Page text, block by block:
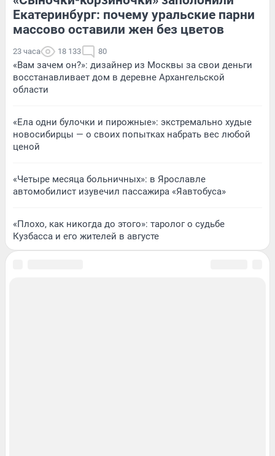
Екатеринбург: почему уральские парни
массово оставили жен без цветов
23 часа 18 133 80
«Вам зачем он?»: дизайнер из Москвы за свои деньги
восстанавливает дом в деревне Архангельской
области
«Ела одни булочки и пирожные»: экстремально худые
новосибирцы — о своих попытках набрать вес любой
ценой
«Четыре месяца больничных»: в Ярославле
автомобилист изувечил пассажира «Яавтобуса»
«Плохо, как никогда до этого»: таролог о судьбе
Кузбасса и его жителей в августе